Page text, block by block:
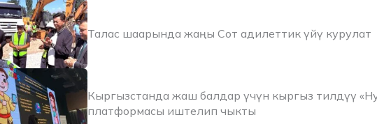
Талас шаарында жаңы Сот адилеттик үйү курулат
Кыргызстанда жаш балдар үчүн кыргыз тилдүү
платформасы иштелип чыкты